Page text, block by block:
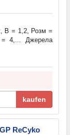
В = 1,2, Розм =
4,... Джерела
kaufen
ReCyko